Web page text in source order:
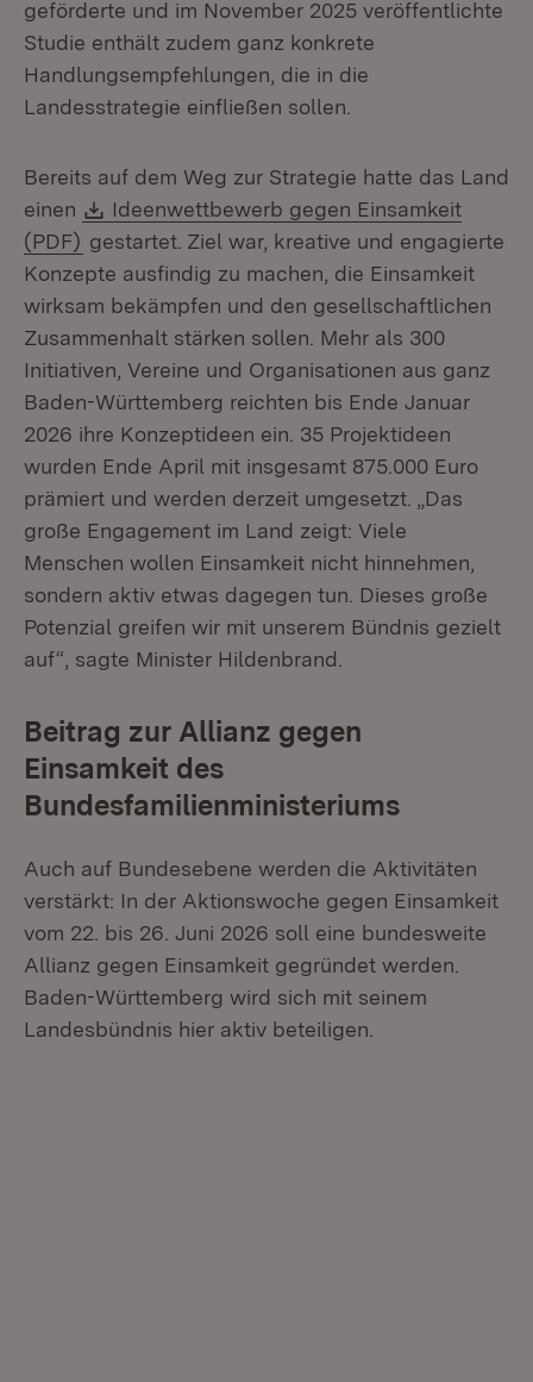
geförderte und im November 2025 veröffentlichte
Studie enthält zudem ganz konkrete
Handlungsempfehlungen, die in die
Landesstrategie einfließen sollen.
Bereits auf dem Weg zur Strategie hatte das Land
einen
Download:
Ideenwettbewerb gegen Einsamkeit
(PDF) (Öffnet in neuem Fenster)
gestartet. Ziel war, kreative und engagierte
Konzepte ausfindig zu machen, die Einsamkeit
wirksam bekämpfen und den gesellschaftlichen
Zusammenhalt stärken sollen. Mehr als 300
Initiativen, Vereine und Organisationen aus ganz
Baden-Württemberg reichten bis Ende Januar
2026 ihre Konzeptideen ein. 35 Projektideen
wurden Ende April mit insgesamt 875.000 Euro
prämiert und werden derzeit umgesetzt. „Das
große Engagement im Land zeigt: Viele
Menschen wollen Einsamkeit nicht hinnehmen,
sondern aktiv etwas dagegen tun. Dieses große
Potenzial greifen wir mit unserem Bündnis gezielt
auf“, sagte Minister Hildenbrand.
Beitrag zur Allianz gegen
Einsamkeit des
Bundesfamilienministeriums
Auch auf Bundesebene werden die Aktivitäten
verstärkt: In der Aktionswoche gegen Einsamkeit
vom 22. bis 26. Juni 2026 soll eine bundesweite
Allianz gegen Einsamkeit gegründet werden.
Baden-Württemberg wird sich mit seinem
Landesbündnis hier aktiv beteiligen.